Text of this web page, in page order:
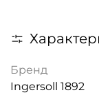
Бренд
Ingersoll 1892